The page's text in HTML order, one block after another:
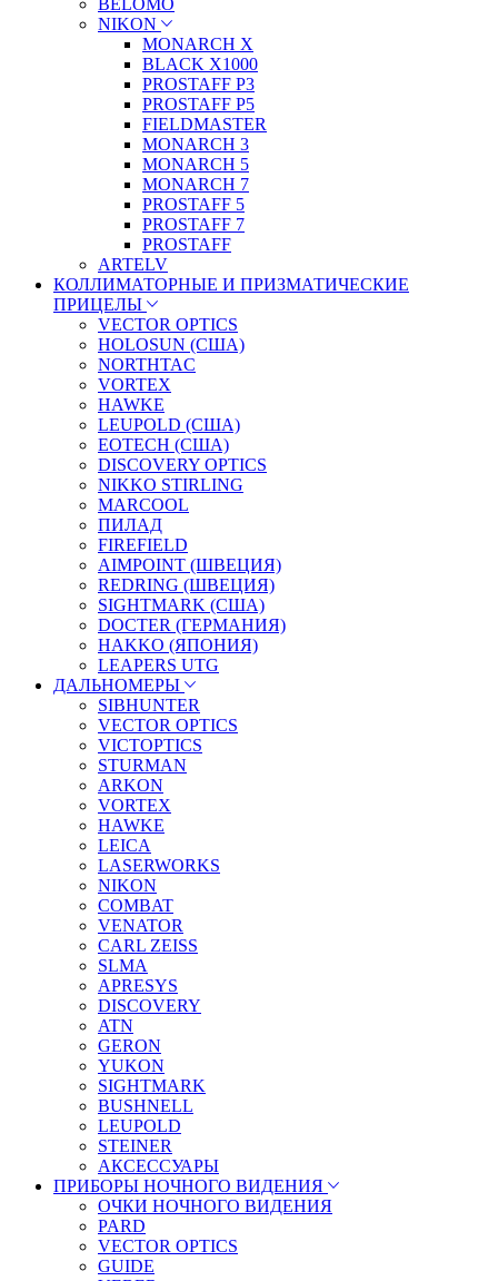
NIKON
MONARCH X
BLACK X1000
PROSTAFF P3
PROSTAFF P5
FIELDMASTER
MONARCH 3
MONARCH 5
MONARCH 7
PROSTAFF 5
PROSTAFF 7
PROSTAFF
ARTELV
КОЛЛИМАТОРНЫЕ И ПРИЗМАТИЧЕСКИЕ
ПРИЦЕЛЫ
VECTOR OPTICS
HOLOSUN (США)
NORTHTAC
VORTEX
HAWKE
LEUPOLD (США)
EOTECH (США)
DISCOVERY OPTICS
NIKKO STIRLING
MARCOOL
ПИЛАД
FIREFIELD
AIMPOINT (ШВЕЦИЯ)
REDRING (ШВЕЦИЯ)
SIGHTMARK (США)
DOCTER (ГЕРМАНИЯ)
HAKKO (ЯПОНИЯ)
LEAPERS UTG
ДАЛЬНОМЕРЫ
SIBHUNTER
VECTOR OPTICS
VICTOPTICS
STURMAN
ARKON
VORTEX
HAWKE
LEICA
LASERWORKS
NIKON
COMBAT
VENATOR
CARL ZEISS
SLMA
APRESYS
DISCOVERY
ATN
GERON
YUKON
SIGHTMARK
BUSHNELL
LEUPOLD
STEINER
АКСЕССУАРЫ
ПРИБОРЫ НОЧНОГО ВИДЕНИЯ
ОЧКИ НОЧНОГО ВИДЕНИЯ
PARD
VECTOR OPTICS
GUIDE